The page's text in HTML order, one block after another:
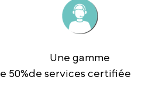
50%
Une gamme
de services certifiée